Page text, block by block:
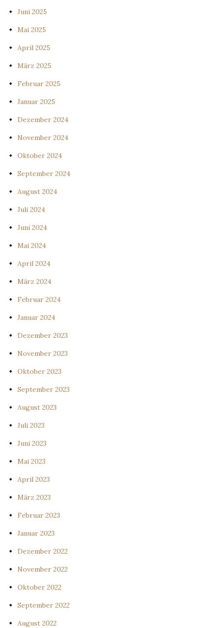
Juni 2025
Mai 2025
April 2025
März 2025
Februar 2025
Januar 2025
Dezember 2024
November 2024
Oktober 2024
September 2024
August 2024
Juli 2024
Juni 2024
Mai 2024
April 2024
März 2024
Februar 2024
Januar 2024
Dezember 2023
November 2023
Oktober 2023
September 2023
August 2023
Juli 2023
Juni 2023
Mai 2023
April 2023
März 2023
Februar 2023
Januar 2023
Dezember 2022
November 2022
Oktober 2022
September 2022
August 2022